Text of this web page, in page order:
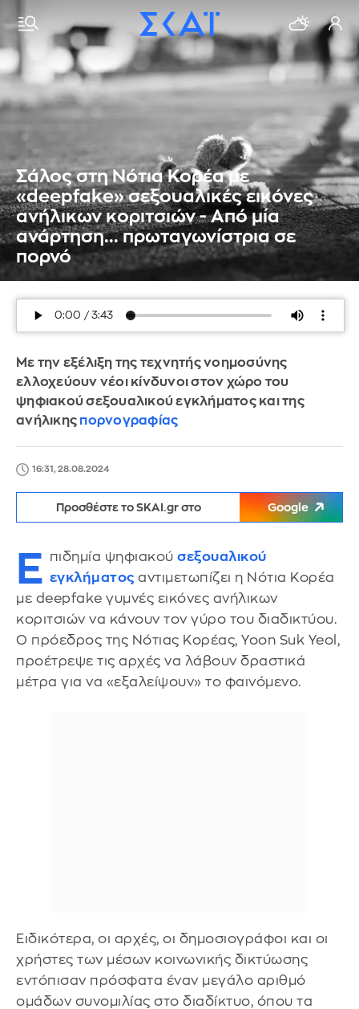
Σάλος στη Νότια Κορέα με
«deepfake» σεξουαλικές εικόνες
ανήλικων κοριτσιών - Από μία
ανάρτηση... πρωταγωνίστρια σε
πορνό
Με την εξέλιξη της τεχνητής νοημοσύνης
ελλοχεύουν νέοι κίνδυνοι στον χώρο του
ψηφιακού σεξουαλικού εγκλήματος και της
ανήλικης πορνογραφίας
16:31, 28.08.2024
Προσθέστε το SKAI.gr στο Google
Ε πιδημία ψηφιακού σεξουαλικού
εγκλήματος αντιμετωπίζει η Νότια Κορέα
με deepfake γυμνές εικόνες ανήλικων
κοριτσιών να κάνουν τον γύρο του διαδικτύου.
Ο πρόεδρος της Νότιας Κορέας, Yoon Suk Yeol,
προέτρεψε τις αρχές να λάβουν δραστικά
μέτρα για να «εξαλείψουν» το φαινόμενο.
Ειδικότερα, οι αρχές, οι δημοσιογράφοι και οι
χρήστες των μέσων κοινωνικής δικτύωσης
εντόπισαν πρόσφατα έναν μεγάλο αριθμό
ομάδων συνομιλίας στο διαδίκτυο, όπου τα